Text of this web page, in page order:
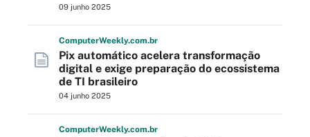
09 junho 2025
ComputerWeekly.com.br
Pix automático acelera transformação
digital e exige preparação do ecossistema
de TI brasileiro
04 junho 2025
ComputerWeekly.com.br